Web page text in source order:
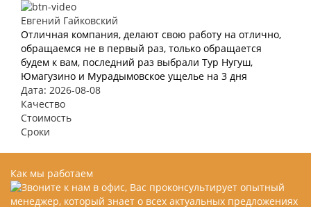
Евгений Гайковский
Отличная компания, делают свою работу на отлично,
обращаемся не в первый раз, только обращается
будем к вам, последний раз выбрали Тур Нугуш,
Юмагузино и Мурадымовское ущелье на 3 дня
Дата: 2026-08-08
Качество
Стоимость
Сроки
Как мы работаем